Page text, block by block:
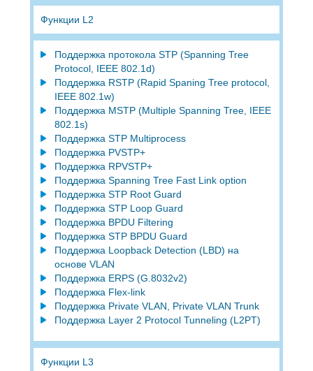
Функции L2
Поддержка протокола STP (Spanning Tree
Protocol, IEEE 802.1d)
Поддержка RSTP (Rapid Spaning Tree protocol,
IEEE 802.1w)
Поддержка MSTP (Multiple Spanning Tree, IEEE
802.1s)
Поддержка STP Multiprocess
Поддержка PVSTP+
Поддержка RPVSTP+
Поддержка Spanning Tree Fast Link option
Поддержка STP Root Guard
Поддержка STP Loop Guard
Поддержка BPDU Filtering
Поддержка STP BPDU Guard
Поддержка Loopback Detection (LBD) на
основе VLAN
Поддержка ERPS (G.8032v2)
Поддержка Flex-link
Поддержка Private VLAN, Private VLAN Trunk
Поддержка Layer 2 Protocol Tunneling (L2PT)
Функции L3